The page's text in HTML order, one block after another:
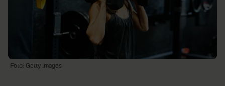
Foto: Getty Images